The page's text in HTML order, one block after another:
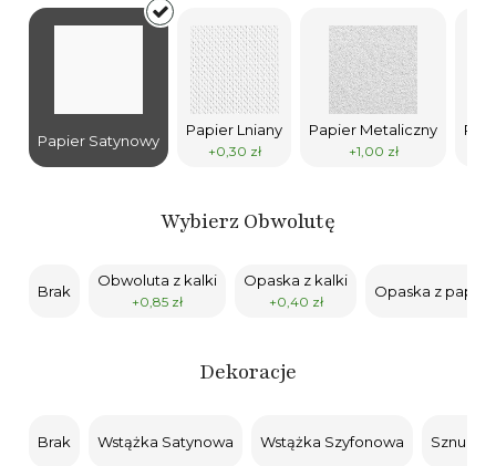
Papier Satynowy
Papier Lniany
+0,30 zł
Papier Metaliczny
+1,00 zł
Wybierz Obwolutę
Brak
Obwoluta z kalki
+0,85 zł
Opaska z kalki
+0,40 zł
Opaska z
Dekoracje
Brak Wstążka Satynowa Wstążka Szyfonowa Sznurek